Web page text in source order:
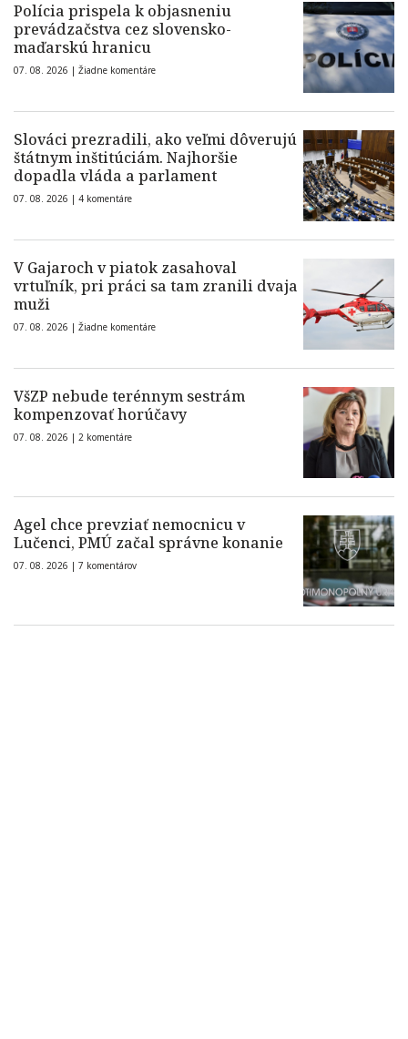
Polícia prispela k objasneniu
prevádzačstva cez slovensko-
maďarskú hranicu
07. 08. 2026 | Žiadne komentáre
Slováci prezradili, ako veľmi dôverujú
štátnym inštitúciám. Najhoršie
dopadla vláda a parlament
07. 08. 2026 | 4 komentáre
V Gajaroch v piatok zasahoval
vrtuľník, pri práci sa tam zranili dvaja
muži
07. 08. 2026 | Žiadne komentáre
VšZP nebude terénnym sestrám
kompenzovať horúčavy
07. 08. 2026 | 2 komentáre
Agel chce prevziať nemocnicu v
Lučenci, PMÚ začal správne konanie
07. 08. 2026 | 7 komentárov